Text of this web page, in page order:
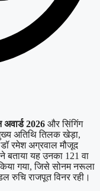
अवार्ड 2026 और सिंगिंग
अतिथि तिलक खेड़ा,
रमेश अग्रवाल मौजूद
यह उनका 121 वा
गया, जिसे सोनम नरूला
रुचि राजपूत विनर रही।